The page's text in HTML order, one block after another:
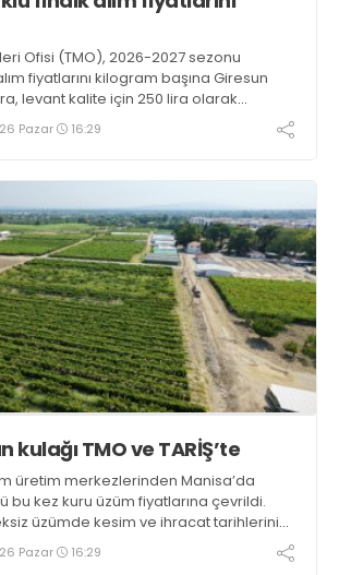
Ofisi (TMO), 2026-2027 sezonu
fiyatlarını kilogram başına Giresun
levant kalite için 250 lira olarak
Pazar 16:29
kulağı TMO ve TARİŞ’te
üretim merkezlerinden Manisa’da
bu kez kuru üzüm fiyatlarına çevrildi.
üzümde kesim ve ihracat tarihlerinin
üreticiler, TMO ve TARİŞ’in
ve kuru üzüm fiyatlarını beklemeye
Pazar 16:29